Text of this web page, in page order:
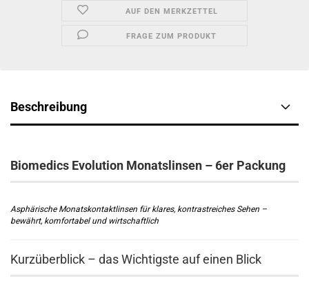
AUF DEN MERKZETTEL
FRAGE ZUM PRODUKT
Beschreibung
Biomedics Evolution Monatslinsen – 6er Packung
Asphärische Monatskontaktlinsen für klares, kontrastreiches Sehen –
bewährt, komfortabel und wirtschaftlich
Kurzüberblick – das Wichtigste auf einen Blick